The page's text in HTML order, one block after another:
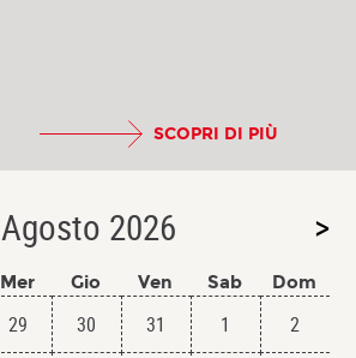
SCOPRI DI PIÙ
Agosto 2026 >
Mer Gio Ven Sab Dom
29 30 31 1 2